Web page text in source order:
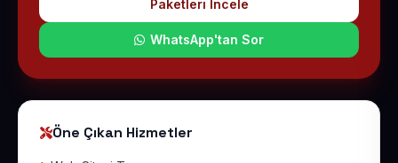
Paketleri İncele
WhatsApp'tan Sor
Öne Çıkan Hizmetler